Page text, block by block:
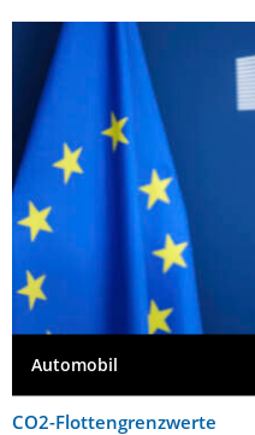
Automobil
CO2-Flottengrenzwerte